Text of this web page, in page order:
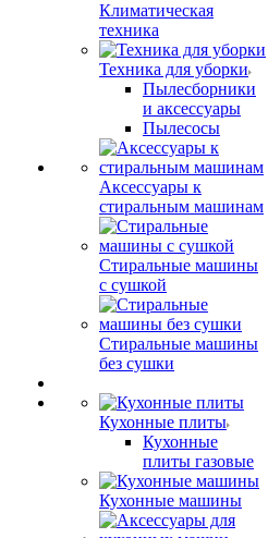
Климатическая
техника
Техника для уборки
Пылесборники
и аксессуары
Пылесосы
Аксессуары к
стиральным машинам
Стиральные машины
с сушкой
Стиральные машины
без сушки
Кухонные плиты
Кухонные
плиты газовые
Кухонные машины